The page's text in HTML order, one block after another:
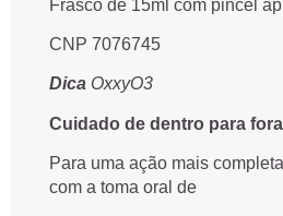
Frasco de 15ml com pincel
CNP 7076745
Dica OxxyO3
Cuidado de dentro para fora
Para uma ação mais
com a toma oral de